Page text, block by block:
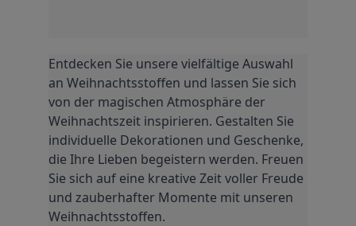
Entdecken Sie unsere vielfältige Auswahl
an Weihnachtsstoffen und lassen Sie sich
von der magischen Atmosphäre der
Weihnachtszeit inspirieren. Gestalten Sie
individuelle Dekorationen und Geschenke,
die Ihre Lieben begeistern werden. Freuen
Sie sich auf eine kreative Zeit voller Freude
und zauberhafter Momente mit unseren
Weihnachtsstoffen.